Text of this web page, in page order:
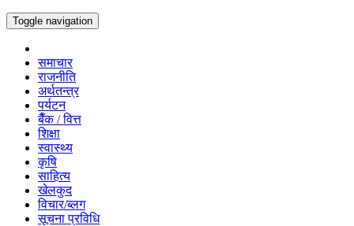
Toggle navigation
समाचार
राजनीति
अर्थतन्त्र
पर्यटन
बैँक / वित्त
शिक्षा
स्वास्थ्य
कृषि
साहित्य
खेलकुद
विचार/ब्लग
सूचना प्रविधि